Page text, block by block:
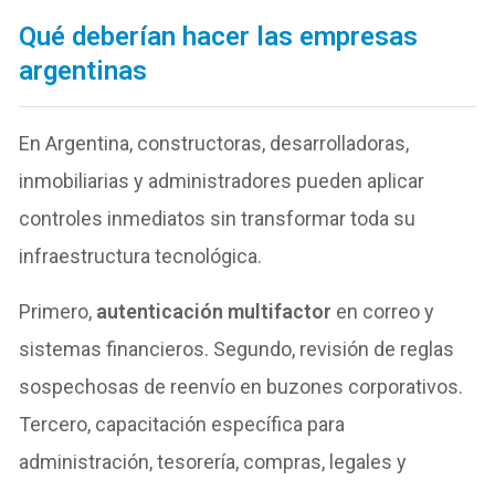
Qué deberían hacer las empresas
argentinas
En Argentina, constructoras, desarrolladoras,
inmobiliarias y administradores pueden aplicar
controles inmediatos sin transformar toda su
infraestructura tecnológica.
Primero, autenticación multifactor en correo y
sistemas financieros. Segundo, revisión de reglas
sospechosas de reenvío en buzones corporativos.
Tercero, capacitación específica para
administración, tesorería, compras, legales y